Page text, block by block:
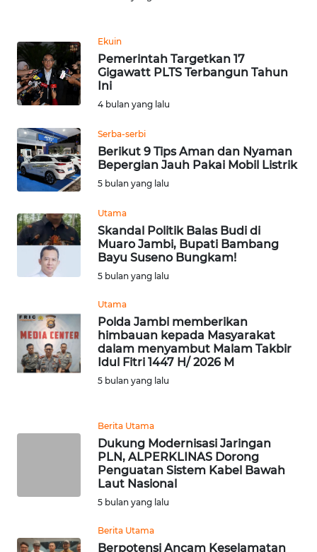
Ekuin
Pemerintah Targetkan 17
Gigawatt PLTS Terbangun Tahun
Ini
4 bulan yang lalu
Serba-serbi
Berikut 9 Tips Aman dan Nyaman
Bepergian Jauh Pakai Mobil Listrik
5 bulan yang lalu
Utama
Skandal Politik Balas Budi di
Muaro Jambi, Bupati Bambang
Bayu Suseno Bungkam!
5 bulan yang lalu
Utama
Polda Jambi memberikan
himbauan kepada Masyarakat
dalam menyambut Malam Takbir
Idul Fitri 1447 H/ 2026 M
5 bulan yang lalu
Berita Utama
Dukung Modernisasi Jaringan
PLN, ALPERKLINAS Dorong
Penguatan Sistem Kabel Bawah
Laut Nasional
5 bulan yang lalu
Berita Utama
Berpotensi Ancam Keselamatan
WN
JOGJA
JATIM
WN
BALI
WN
KALBAR
WN
WN
KALTARA
WN
SULSEL
GORONTALO